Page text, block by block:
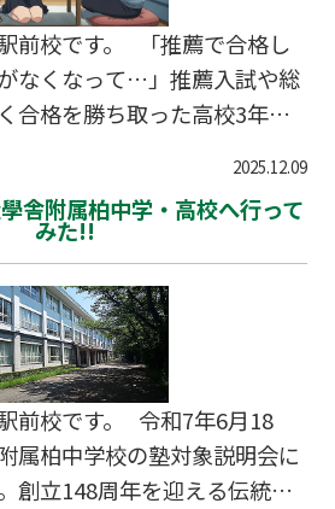
で新学期の国語力が大きく変
親子で実践できる文章力向上
紹介します。 …
前校です。 「推薦で合格し
なくなって…」推薦入試や総
合格を勝ち取った高校3年生
後、解放感から一気に緊張の
後に学習意欲を失ってしまう
休みから春までの過ごし方
右すると言っても過言ではあ
にサポートすることで、お子
スムーズに移行できます。流
格者も、この期間の過ごし方
タートが大きく…
2025.12.09
學舎附属柏中学・高校へ行って
みた!!
前校です。 令和7年6月18
属柏中学校の塾対象説明会に
創立148周年を迎える伝統校